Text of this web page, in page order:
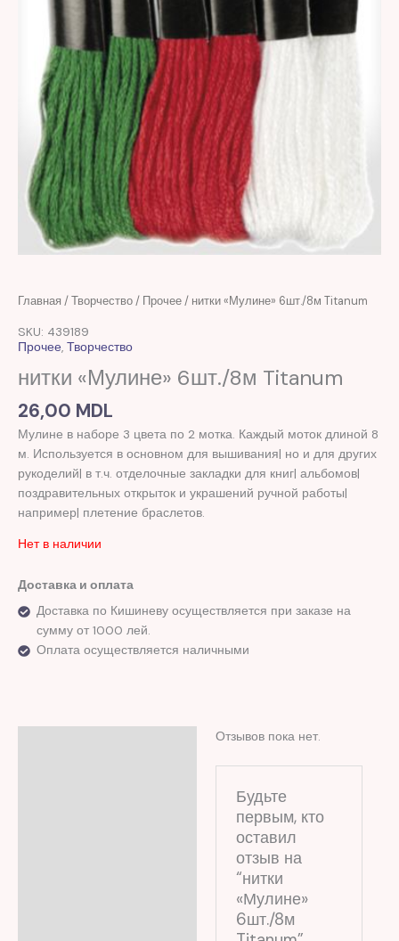
Главная /Творчество/ Прочее/ нитки «Мулине» 6шт./8м Titanum
SKU: 439189
Прочее, Творчество
нитки «Мулине» 6шт./8м Titanum
26,00 MDL
Мулине в наборе 3 цвета по 2 мотка. Каждый моток длиной 8
м. Используется в основном для вышивания| но и для других
рукоделий| в т.ч. отделочные закладки для книг| альбомов|
поздравительных открыток и украшений ручной работы|
например| плетение браслетов.
Нет в наличии
Доставка и оплата
Доставка по Кишиневу осуществляется при заказе на
сумму от 1000 лей.
Оплата осуществляется наличными
Отзывов пока нет.
Будьте
первым, кто
оставил
отзыв на
“нитки
«Мулине»
6шт./8м